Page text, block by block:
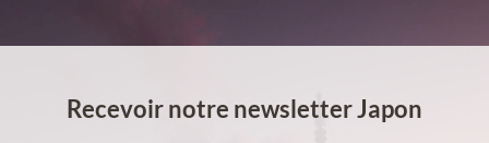
Recevoir notre newsletter Japon